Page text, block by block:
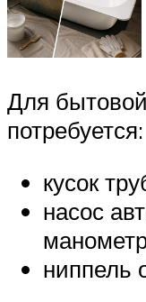
Для
потребуется:
кусок
насос
ниппель